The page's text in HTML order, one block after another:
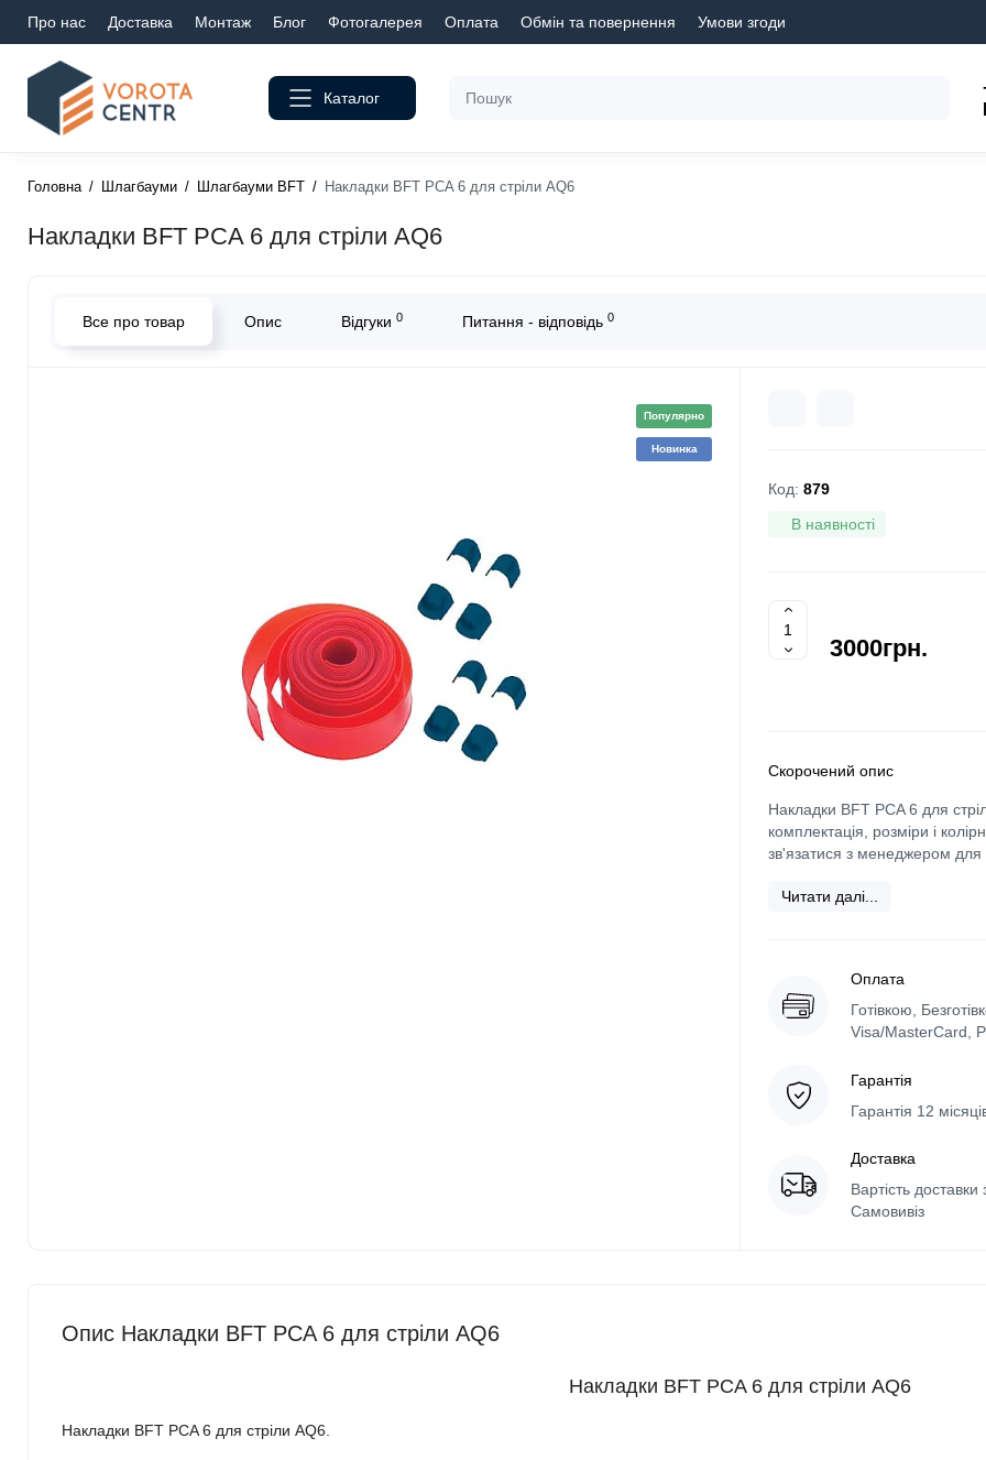
Про нас Доставка Монтаж Блог Фотогалерея Оплата Обмін та повернення Умови згоди
Каталог
Головна Шлагбауми Шлагбауми BFT Накладки BFT PCA 6 для стріли AQ6
Накладки BFT PCA 6 для стріли AQ6
Все про товар Опис Відгуки 0 Питання - відповідь 0
Популярно
Новинка
Код: 879
В наявності
3000грн.
Скорочений опис
Накладки BFT PCA 6 для
комплектація, розміри і
зв'язатися з менеджером для
Читати далі...
Оплата
Готівкою,
Visa/MasterCard,
Гарантія
Гарантія 12
Доставка
Вартість доставки
Самовивіз
Опис Накладки BFT PCA 6 для стріли AQ6
Накладки BFT PCA 6 для стріли AQ6
Накладки BFT PCA 6 для стріли AQ6.